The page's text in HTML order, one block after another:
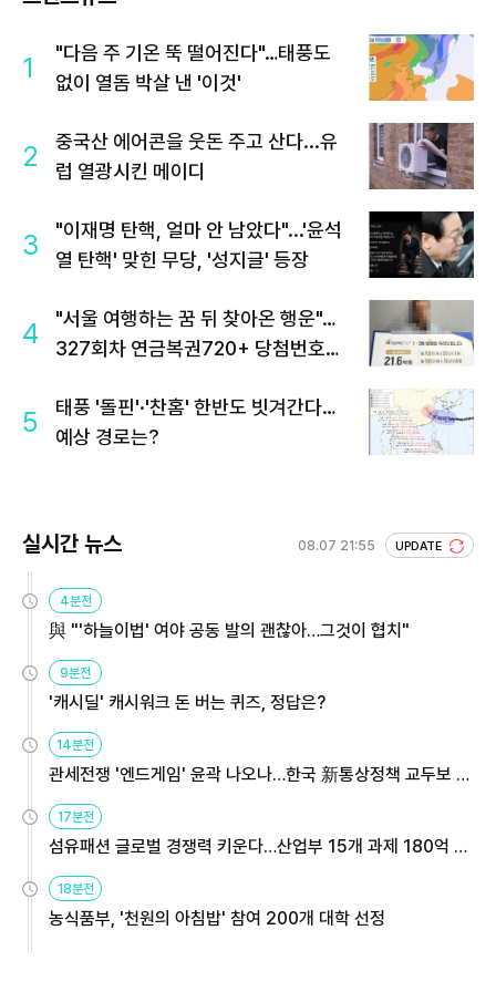
1
"다음 주 기온 뚝 떨어진다"…태풍도
없이 열돔 박살 낸 '이것'
2
중국산 에어콘을 웃돈 주고 산다...유
럽 열광시킨 메이디
3
"이재명 탄핵, 얼마 안 남았다"...'윤석
열 탄핵' 맞힌 무당, '성지글' 등장
4
"서울 여행하는 꿈 뒤 찾아온 행운"…
327회차 연금복권720+ 당첨번호조
5
태풍 '돌핀'·'찬홈' 한반도 빗겨간다…
예상 경로는?
실시간 뉴스 08.07 21:55 UPDATE
4분전
與 "'하늘이법' 여야 공동 발의 괜찮아…그것이 협치"
9분전
'캐시딜' 캐시워크 돈 버는 퀴즈, 정답은?
14분전
관세전쟁 '엔드게임' 윤곽 나오나…한국 新통상정책 교두보 활
용해야
17분전
섬유패션 글로벌 경쟁력 키운다…산업부 15개 과제 180억 지
원
18분전
농식품부, '천원의 아침밥' 참여 200개 대학 선정